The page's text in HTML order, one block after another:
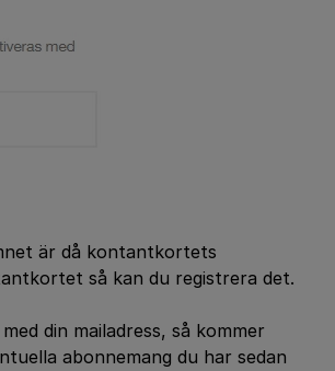
är då kontantkortets
så kan du registrera det.
din mailadress, så kommer
abonnemang du har sedan